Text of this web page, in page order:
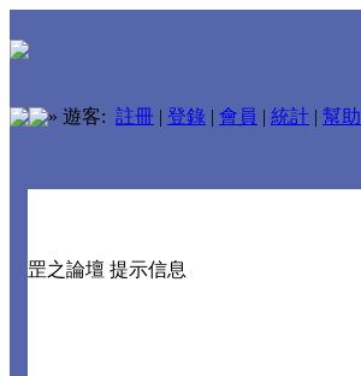
» 遊客: 註冊 | 登錄 | 會員 | 統計 | 幫助
罡之論壇 提示信息